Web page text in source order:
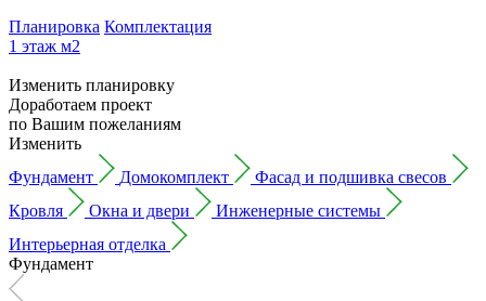
Планировка Комплектация
1 этаж м2
Изменить планировку
Доработаем проект
по Вашим пожеланиям
Изменить
Фундамент
Домокомплект
Фасад и подшивка свесов
Кровля
Окна и двери
Инженерные системы
Интерьерная отделка
Фундамент